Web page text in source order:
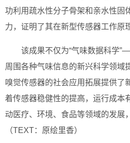
功利用疏水性分子骨架和亲水性固
力，证明了其在新型传感器工作原
该成果不仅为“气味数据科学
周围各种气味信息的新兴科学领域
嗅觉传感器的社会应用拓展提供了
着传感器稳健性的提高，运行成本
动医疗、环境、食品等领域的发展
（TEXT：原绘里香）